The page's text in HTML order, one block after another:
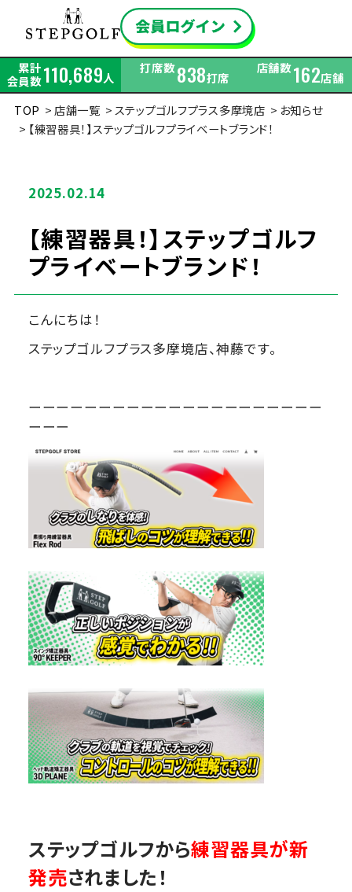
累計
会員数110,689人
打席数838打席
店舗数162店舗
TOP
店舗一覧 ステップゴルフプラス多摩境店
お知らせ
【練習器具！】ステップゴルフプライベートブランド！
2025.02.14
【練習器具！】ステップゴルフ
プライベートブランド！
こんにちは！
ステップゴルフプラス多摩境店、神藤です。
ーーーーーーーーーーーーーーーーーーーーー
ーーー
ステップゴルフから練習器具が新
発売されました！